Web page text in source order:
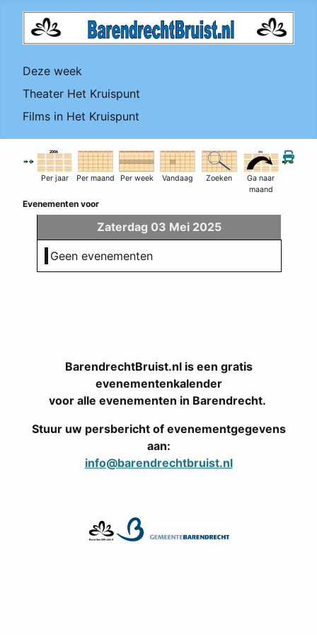
Deze week
Theater Het Kruispunt
Films in Het Kruispunt
Per jaar Per maand Per week Vandaag Zoeken
Ga naar
maand
Evenementen voor
Zaterdag 03 Mei 2025
Geen evenementen
BarendrechtBruist.nl is een gratis
evenementenkalender
voor alle evenementen in Barendrecht.
Stuur uw persbericht of evenementgegevens
aan:
info@barendrechtbruist.nl